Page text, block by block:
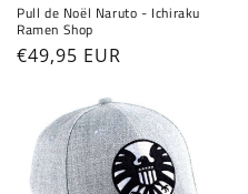
Pull de Noël Naruto - Ichiraku
Ramen Shop
Prix
€49,95 EUR